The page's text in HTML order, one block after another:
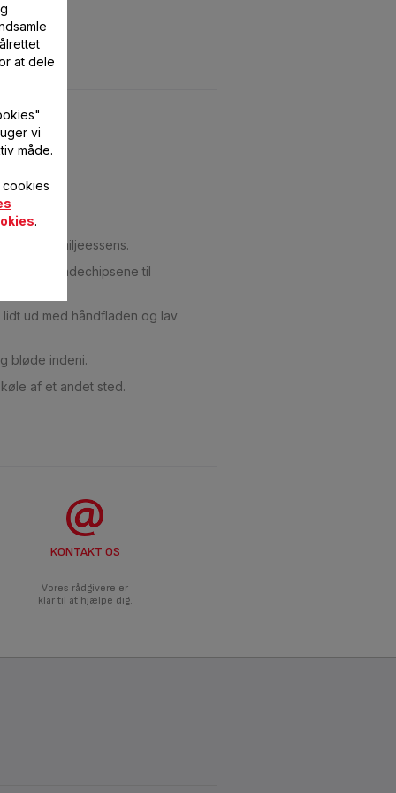
vaniljeessens.
chokoladechipsene til
ud med håndfladen og lav
bløde indeni.
af et andet sted.
KONTAKT OS
Vores rådgivere er
klar til at hjælpe dig.
at dele
vi
måde.
.